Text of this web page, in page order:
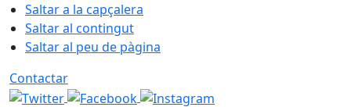
Saltar a la capçalera
Saltar al contingut
Saltar al peu de pàgina
Contactar